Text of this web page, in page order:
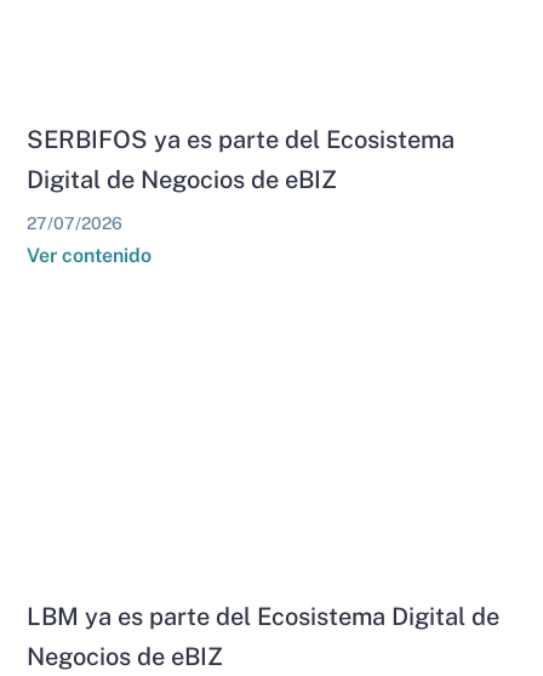
SERBIFOS ya es parte del Ecosistema
Digital de Negocios de eBIZ
27/07/2026
Ver contenido
LBM ya es parte del Ecosistema Digital de
Negocios de eBIZ